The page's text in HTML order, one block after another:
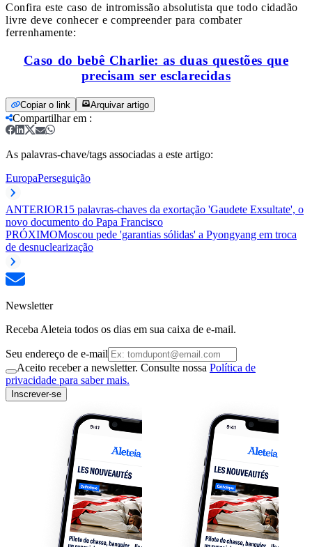
Confira este caso de intromissão absolutista que todo cidadão
livre deve conhecer e compreender para combater
ferrenhamente:
Caso do bebê Charlie: as duas questões que
precisam ser esclarecidas
Copiar o link Arquivar artigo
Compartilhar em :
As palavras-chave/tags associadas a este artigo:
EuropaPerseguição
ANTERIOR15 palavras-chaves da exortação 'Gaudete Exsultate', o
novo documento do Papa Francisco
PRÓXIMOMoscou pede 'garantias sólidas' a Pyongyang em troca
de desnuclearização
Newsletter
Receba Aleteia todos os dias em sua caixa de e-mail.
Seu endereço de e-mail
Aceito receber a newsletter. Consulte nossa Política de
privacidade para saber mais.
Inscrever-se